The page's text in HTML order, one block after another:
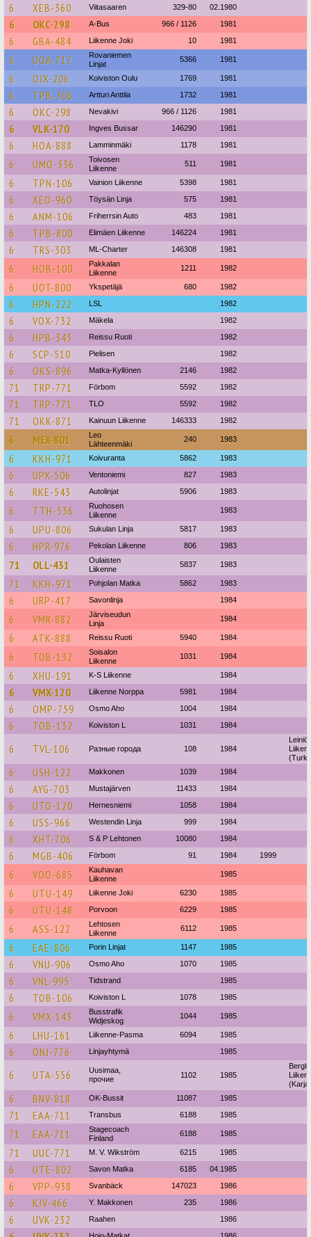
6 XEB-360 Viitasaaren 329-80 02.1980
6 OKC-298 A-Bus 966 / 1126 1981
6 GBA-484 Liikenne Joki 10 1981
6 UOA-717
Rovaniemen
Linjat
5366 1981
6 OJX-206 Koiviston Oulu 1769 1981
6 TPB-306 Artturi Anttila 1732 1981
6 OKC-298 Nevakivi 966 / 1126 1981
6 VLK-170 Ingves Bussar 146290 1981
6 HOA-888 Lamminmäki 1178 1981
6 UMO-336
Toivosen
Liikenne
511 1981
6 TPN-106 Vainion Liikenne 5398 1981
6 XEO-960 Töysän Linja 575 1981
6 ANM-106 Friherrsin Auto 483 1981
6 TPB-800 Elimäen Liikenne 146224 1981
6 TRS-303 ML-Charter 146308 1981
6 HOB-100
Pakkalan
Liikenne
1211 1982
6 UOT-800 Ykspetäjä 680 1982
6 HPN-222 LSL 1982
6 VOX-732 Mäkela 1982
6 HPB-343 Reissu Ruoti 1982
6 SCP-510 Pielisen 1982
6 OKS-896 Matka-Kyllönen 2146 1982
71 TRP-771 Förbom 5592 1982
71 TRP-771 TLO 5592 1982
71 OKK-871 Kainuun Liikenne 146333 1982
6 MEX-801
Leo
Lähteenmäki
240 1983
6 KKH-971 Koivuranta 5862 1983
6 UPX-506 Ventoniemi 827 1983
6 RKE-543 Autolinjat 5906 1983
6 TTH-536
Ruohosen
Liikenne
1983
6 UPU-806 Sukulan Linja 5817 1983
6 HPR-976 Pekolan Liikenne 806 1983
71 OLL-431
Oulaisten
Liikenne
5837 1983
71 KKH-971 Pohjolan Matka 5862 1983
6 URP-417 Savonlinja 1984
6 VMR-882
Järviseudun
Linja
1984
6 ATK-888 Reissu Ruoti 5940 1984
6 TOB-132
Soisalon
Liikenne
1031 1984
6 XHU-191 K-S Liikenne 1984
6 VMX-120 Liikenne Norppa 5981 1984
6 OMP-759 Osmo Aho 1004 1984
6 TOB-132 Koiviston L 1031 1984
6 TVL-106 Разные города 108 1984
6 USH-122 Makkonen 1039 1984
6 AYG-703 Mustajärven 11433 1984
6 UTO-120 Hernesniemi 1058 1984
6 USS-966 Westendin Linja 999 1984
6 XHT-706 S & P Lehtonen 10080 1984
6 MGB-406 Förbom 91 1984 1999
6 VOO-685
Kauhavan
Liikenne
1985
6 UTU-149 Liikenne Joki 6230 1985
6 UTU-148 Porvoon 6229 1985
6 ASS-122
Lehtosen
Liikenne
6112 1985
6 EAE-806 Porin Linjat 1147 1985
6 VNU-906 Osmo Aho 1070 1985
6 VNL-995 Tidstrand 1985
6 TOB-106 Koiviston L 1078 1985
6 VMX-143
Busstrafik
Widjeskog
1044 1985
6 LHU-161 Liikenne-Pasma 6094 1985
6 ONJ-776 Linjayhtymä 1985
6 UTA-556
Uusimaa,
прочие
1102 1985
6 BNV-818 OK-Bussit 11087 1985
71 EAA-711 Transbus 6188 1985
71 EAA-711
Stagecoach
Finland
6188 1985
71 UUC-771 M. V. Wikström 6215 1985
6 UTE-802 Savon Matka 6185 04.1985
6 VPP-938 Svanbäck 147023 1986
6 KJV-466 Y. Makkonen 235 1986
6 UVK-232 Raahen 1986